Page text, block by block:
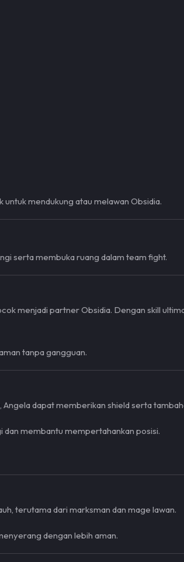
mendukung atau melawan Obsidia.
serta membuka ruang dalam team fight.
menjadi partner Obsidia. Dengan skill
tanpa gangguan.
dapat memberikan shield serta
dan membantu mempertahankan posisi.
terutama dari marksman dan mage lawan.
dengan lebih aman.